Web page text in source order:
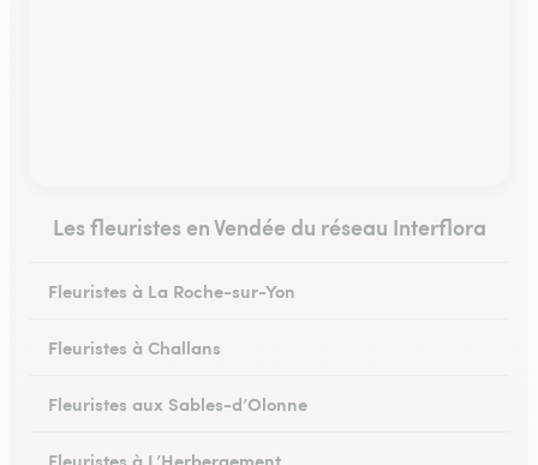
Les fleuristes en Vendée du réseau Interflora
Fleuristes à La Roche-sur-Yon
Fleuristes à Challans
Fleuristes aux Sables-d’Olonne
Fleuristes à L’Herbergement